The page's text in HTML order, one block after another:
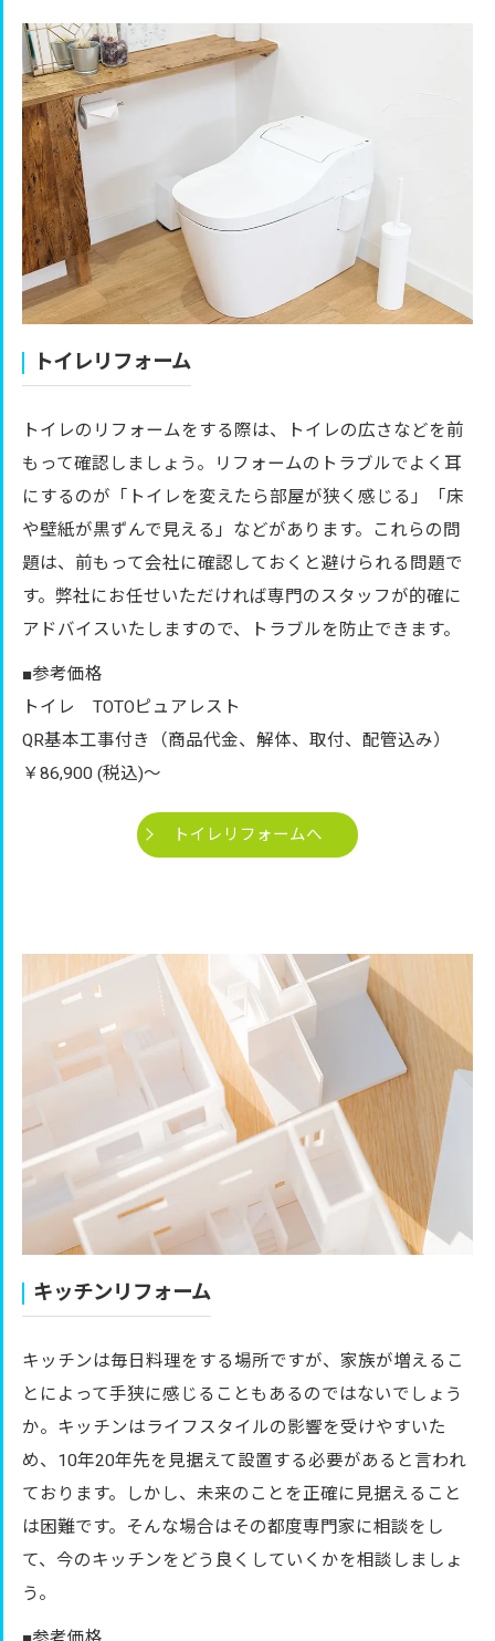
トイレリフォーム
トイレのリフォームをする際は、トイレの広さなどを前
もって確認しましょう。リフォームのトラブルでよく耳
にするのが「トイレを変えたら部屋が狭く感じる」「床
や壁紙が黒ずんで見える」などがあります。これらの問
題は、前もって会社に確認しておくと避けられる問題で
す。弊社にお任せいただければ専門のスタッフが的確に
アドバイスいたしますので、トラブルを防止できます。
■参考価格
トイレ TOTOピュアレスト
QR基本工事付き（商品代金、解体、取付、配管込み）
￥86,900 (税込)～
トイレリフォームへ
キッチンリフォーム
キッチンは毎日料理をする場所ですが、家族が増えるこ
とによって手狭に感じることもあるのではないでしょう
か。キッチンはライフスタイルの影響を受けやすいた
め、10年20年先を見据えて設置する必要があると言われ
ております。しかし、未来のことを正確に見据えること
は困難です。そんな場合はその都度専門家に相談をし
て、今のキッチンをどう良くしていくかを相談しましょ
う。